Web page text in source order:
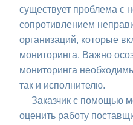
существует проблема с
сопротивлением
организаций, которые
мониторинга. Важно
мониторинга
так и исполнителю.
Заказчик с помощью
оценить работу